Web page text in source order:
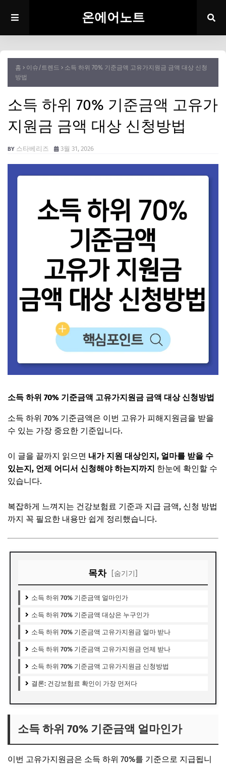
온에어노트
홈 이슈/트렌드
소득 하위 70% 기준금액 고유가지원금 금액 대상 신청
방법
소득 하위 70% 기준금액 고유가
지원금 금액 대상 신청방법
스타베리즈 3월 31, 2026
소득 하위 70% 기준금액 고유가지원금 금액 대상 신청방법
소득 하위 70% 기준금액은 이번 고유가 피해지원금을 받을
수 있는 가장 중요한 기준입니다.
이 글을 끝까지 읽으면 내가 지원 대상인지, 얼마를 받을 수
있는지, 언제 어디서 신청해야 하는지까지 한눈에 확인할 수
있습니다.
복잡하게 느껴지는 건강보험료 기준과 지급 금액, 신청 방법
까지 꼭 필요한 내용만 쉽게 정리했습니다.
목차 [숨기기]
소득 하위 70% 기준금액 얼마인가
소득 하위 70% 기준금액 대상은 누구인가
소득 하위 70% 기준금액 고유가지원금 얼마 받나
소득 하위 70% 기준금액 고유가지원금 언제 받나
소득 하위 70% 기준금액 고유가지원금 신청방법
결론: 건강보험료 확인이 가장 먼저다
소득 하위 70% 기준금액 얼마인가
이번 고유가지원금은 소득 하위 70%를 기준으로 지급됩니